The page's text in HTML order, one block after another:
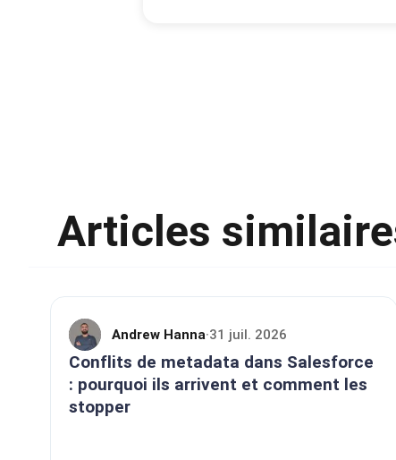
Articles
Andrew Hanna·31 juil. 2026
Conflits de metadata dans Salesforce
: pourquoi ils arrivent et comment les
stopper